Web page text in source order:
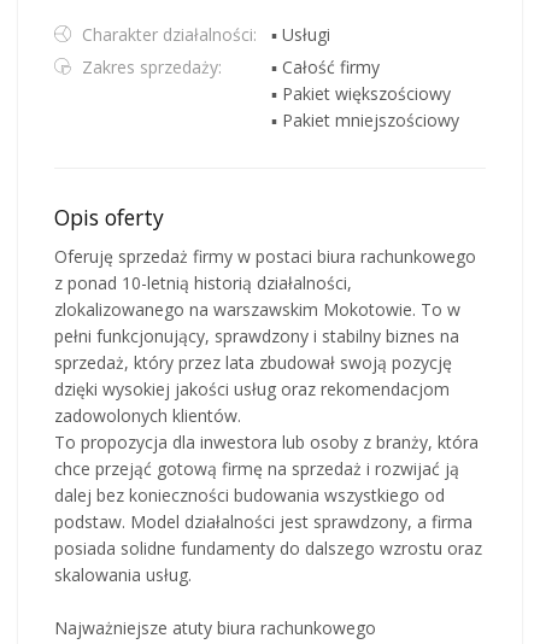
Charakter działalności:
▪ Usługi
Zakres sprzedaży:
▪ Całość firmy
▪ Pakiet większościowy
▪ Pakiet mniejszościowy
Opis oferty
Oferuję sprzedaż firmy w postaci biura rachunkowego
z ponad 10-letnią historią działalności,
zlokalizowanego na warszawskim Mokotowie. To w
pełni funkcjonujący, sprawdzony i stabilny biznes na
sprzedaż, który przez lata zbudował swoją pozycję
dzięki wysokiej jakości usług oraz rekomendacjom
zadowolonych klientów.
To propozycja dla inwestora lub osoby z branży, która
chce przejąć gotową firmę na sprzedaż i rozwijać ją
dalej bez konieczności budowania wszystkiego od
podstaw. Model działalności jest sprawdzony, a firma
posiada solidne fundamenty do dalszego wzrostu oraz
skalowania usług.
Najważniejsze atuty biura rachunkowego